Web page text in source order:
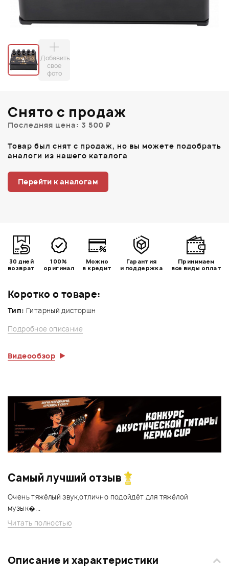
Добавить
свое
фото
Коротко о товаре:
Тип: Гитарный дисторшн
Подробное описание
Видеообзор
Снято с продаж
Последняя цена: 3 500 ₽
Товар был снят с продаж, но вы можете подобрать
аналоги из нашего каталога
Перейти к аналогам
30 дней
возврат
100%
оригинал
Можно
в кредит
Гарантия
и поддержка
Принимаем
все виды оплат
Самый лучший отзыв
Очень тяжёлый звук,отлично подойдёт для тяжёлой
музык�...
Читать полностью
Описание и характеристики